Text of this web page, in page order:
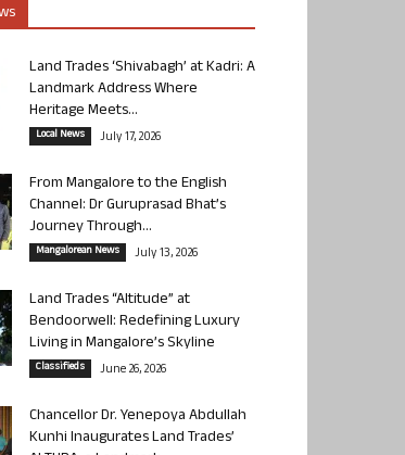
Land Trades ‘Shivabagh’ at Kadri: A
Landmark Address Where
Heritage Meets...
Local News July 17, 2026
From Mangalore to the English
Channel: Dr Guruprasad Bhat’s
Journey Through...
Mangalorean News July 13, 2026
Land Trades “Altitude” at
Bendoorwell: Redefining Luxury
Living in Mangalore’s Skyline
Classifieds June 26, 2026
Chancellor Dr. Yenepoya Abdullah
Kunhi Inaugurates Land Trades’